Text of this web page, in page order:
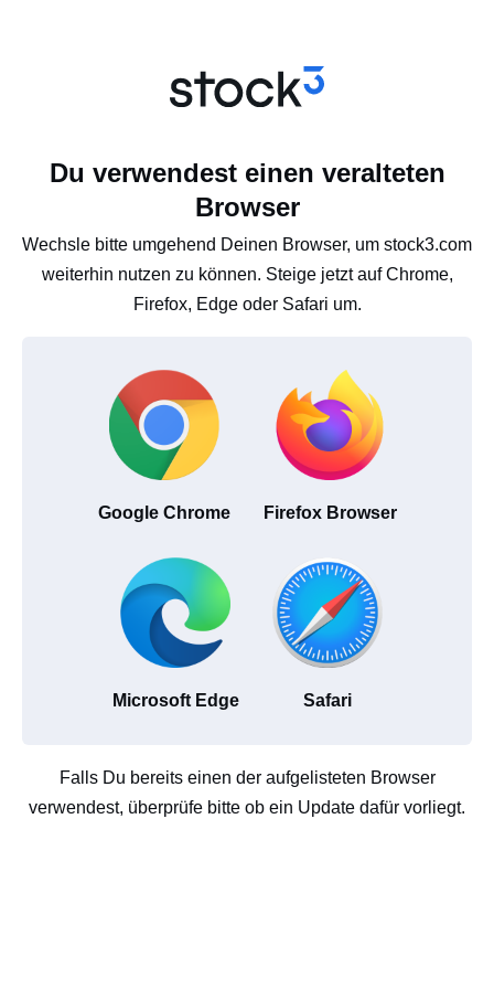
Du verwendest einen veralteten
Browser
Wechsle bitte umgehend Deinen Browser, um stock3.com
weiterhin nutzen zu können. Steige jetzt auf Chrome,
Firefox, Edge oder Safari um.
Google Chrome Firefox Browser
Microsoft Edge Safari
Falls Du bereits einen der aufgelisteten Browser
verwendest, überprüfe bitte ob ein Update dafür vorliegt.